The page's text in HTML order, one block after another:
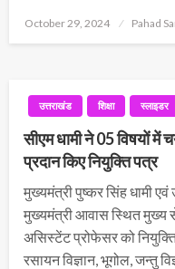
Posted
October 29, 2024 Pahad
उत्तराखंड शिक्षा स्लाइडर
सीएम धामी ने 05 विषयों
प्रदान किए नियुक्ति पत्र
मुख्यमंत्री पुष्कर सिंह धामी एवं
मुख्यमंत्री आवास स्थित मुख्य
असिस्टेंट प्रोफेसर को
रसायन विज्ञान, भूगोल, जन्तु